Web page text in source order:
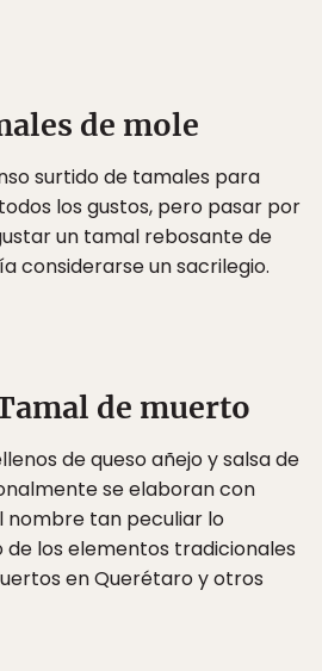
de mole
surtido de tamales para
los gustos, pero pasar por
un tamal rebosante de
considerarse un sacrilegio.
de muerto
de queso añejo y salsa de
se elaboran con
nombre tan peculiar lo
de los elementos tradicionales
en Querétaro y otros